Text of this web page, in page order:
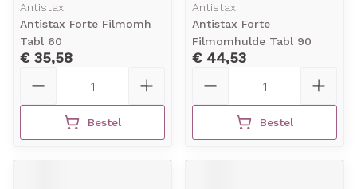
Antistax
Antistax Forte Filmomh
Tabl 60
€ 35,58
Bestel
Antistax
Antistax Forte
Filmomhulde Tabl 90
€ 44,53
Bestel